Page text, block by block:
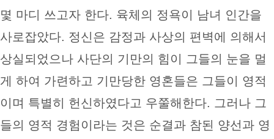
몇 마디 쓰고자 한다. 육체의 정욕이 남녀 인간을
사로잡았다. 정신은 감정과 사상의 편벽에 의해서
상실되었으나 사단의 기만의 힘이 그들의 눈을 멀
게 하여 가련하고 기만당한 영혼들은 그들이 영적
이며 특별히 헌신하였다고 우쭐해한다. 그러나 그
들의 영적 경험이라는 것은 순결과 참된 양선과 영